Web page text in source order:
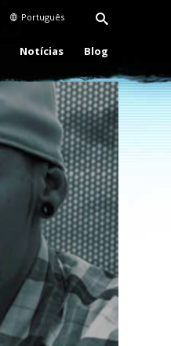
Português
Notícias Blog